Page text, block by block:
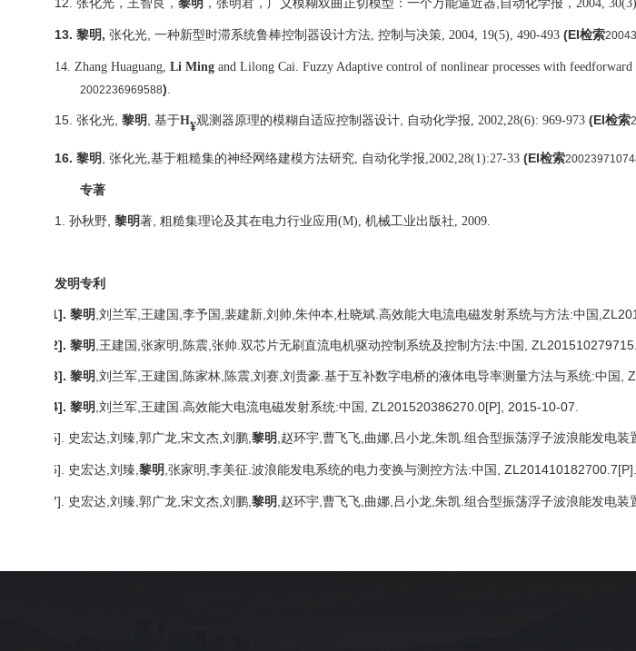
，张明君，广义模糊双曲正切模型：一个万能逼近器 自动化学报， 2004,
13. 黎明 , 张化光 一种新型时滞系统鲁棒控制器设计方法, 控制与决策, 2004, 19(5), 490-493 (EI检索
14. Zhang Huaguang, Li Ming and Lilong Cai. Fuzzy Adaptive control of nonlinear processes with
2002236969588)
15. 张化光 黎明 基于H¥观测器原理的模糊自适应控制器设计 自动化学报, 2002,28(6): 969-973 (EI检索
16. 黎明 张化光,基于粗糙集的神经网络建模方法研究, 自动化学报,2002,28(1):27-33 (EI检索
专著
1. 孙秋野 黎明著 粗糙集理论及其在电力行业应用(M), 机械工业出版社, 2009.
发明专利
[1]. 黎明 ,刘兰军,王建国,李予国,裴建新,刘帅,朱仲本,杜晓斌.高效能大电流电磁发射系统与方法:中国, ZL
[2]. 黎明 ,王建国,张家明,陈震,张帅.双芯片无刷直流电机驱动控制系统及控制方法:中国,
[3]. 黎明 ,刘兰军,王建国,陈家林,陈震,刘赛,刘贵豪.基于互补数字电桥的液体电导率测量方法与系统:中国,
[4]. 黎明 ,刘兰军,王建国.高效能大电流电磁发射系统:中国, ZL 201520386270.0[P] 2015-10-07.
[5]. 史宏达 ,刘臻,郭广龙,宋文杰,刘鹏, 黎明 ,赵环宇,曹飞飞,曲娜,吕小龙,朱凯.组合型振荡浮子波浪能发电装
[6]. 史宏达 ,刘臻, 黎明 ,张家明,李美征.波浪能发电系统的电力变换与测控方法:中国, ZL 201410182700.7[P].
[7]. 史宏达 ,刘臻,郭广龙,宋文杰,刘鹏, 黎明 ,赵环宇,曹飞飞,曲娜,吕小龙,朱凯.组合型振荡浮子波浪能发电装